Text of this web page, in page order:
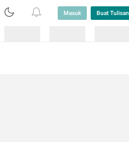
Masuk Buat Tulisan